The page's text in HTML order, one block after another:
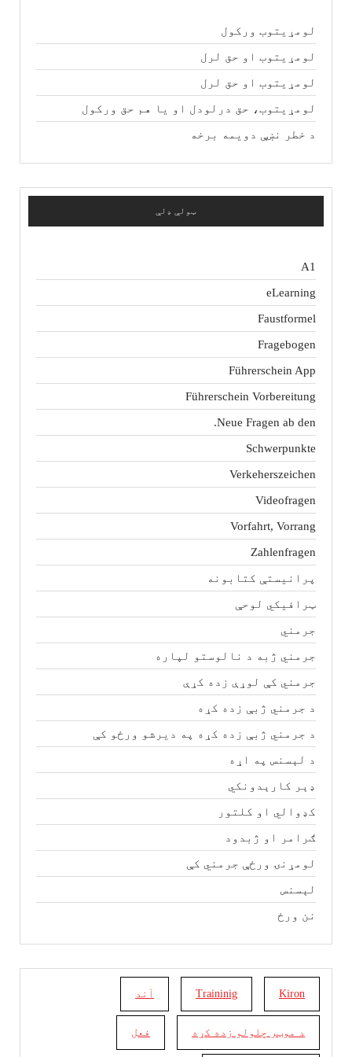
لومړیتوب ورکول
لومړیتوب او حق لرل
لومړیتوب او حق لرل
لومړیتوب، حق درلودل او یا هم حق ورکول
د خطر نښې دویمه برخه
ټولې ډلې
A1
eLearning
Faustformel
Fragebogen
Führerschein App
Führerschein Vorbereitung
Neue Fragen ab den.
Schwerpunkte
Verkeherszeichen
Videofragen
Vorfahrt, Vorrang
Zahlenfragen
پرانیستې کتابونه
ټرافیکي لوحې
جرمني
جرمني ژبه د نالوستو لپاره
جرمني کې لوړې زده کړې
د جرمني ژبې زده کړه
د جرمني ژبې زده کړه په دیرشو ورځو کې
د لېسنس په اړه
ډېر کارېدونکي
کډوالي او کلتور
ګرامر او ژبدود
لومړنۍ ورځې جرمني کې
لېسنس
نن ورځ
Kiron
Traininig آند
د موټر چلولو زده کړه فعل